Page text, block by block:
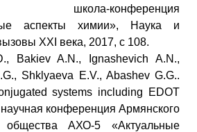
школа-конференция
аспекты химии», Наука и
XXI века, 2017, с 108.
Bakiev A.N., Ignashevich A.N.,
Shklyaeva E.V., Abashev G.G..
systems including EDOT
конференция Армянского
общества АХО-5 «Актуальные